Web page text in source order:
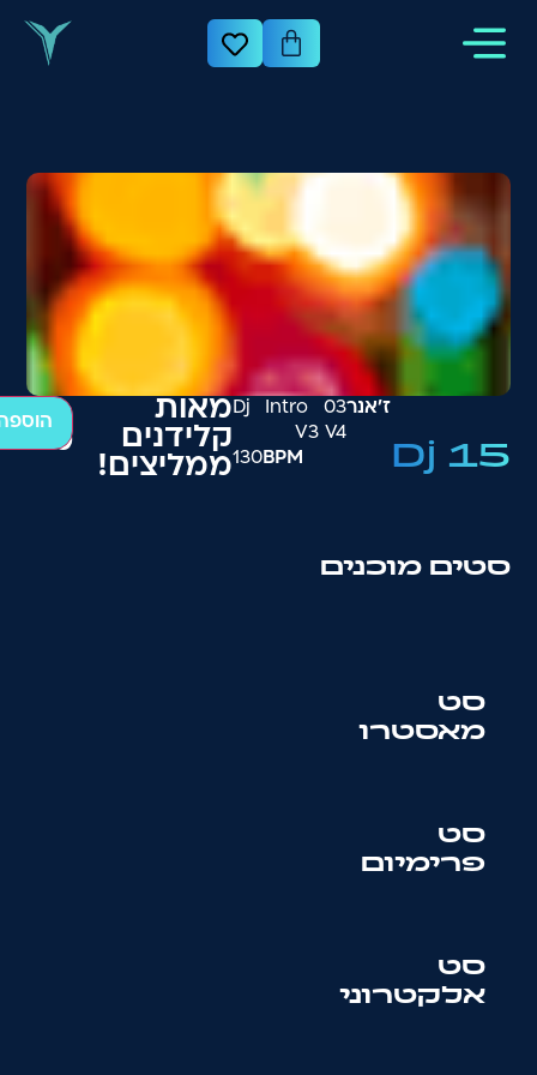
Dj 15
ז׳אנר
03 Dj Intro
V3 V4
BPM
130
מאות
קלידנים
ממליצים!
200
סטים מוכנים
סט
מאסטרו
סט
פרימיום
סט
אלקטרוני